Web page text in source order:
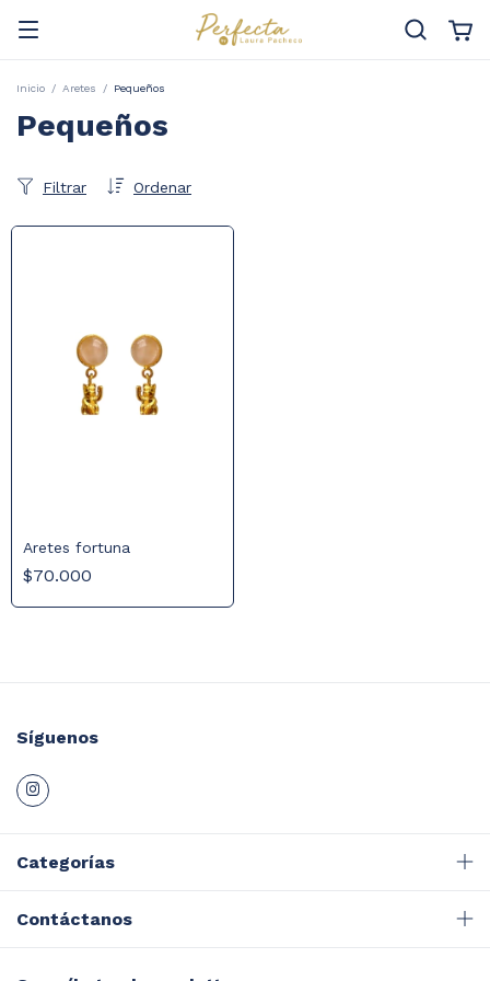
Inicio / Aretes / Pequeños
Pequeños
Ordenar
Filtrar
Aretes fortuna
$70.000
Síguenos
Categorías
Contáctanos